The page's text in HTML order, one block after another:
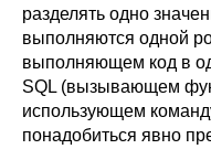
разделять одно
выполняются одной
выполняющем код в
SQL (вызывающем
использующем
понадобиться явно